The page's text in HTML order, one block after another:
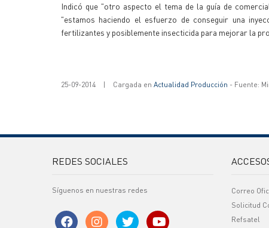
Indicó que "otro aspecto el tema de la guía de
"estamos haciendo el esfuerzo de conseguir una
fertilizantes y posiblemente insecticida para mejorar la
25-09-2014 | Cargada en Actualidad Producción - Fuente:
REDES SOCIALES
Síguenos en nuestras redes
Correo
Solicitud
Refsatel